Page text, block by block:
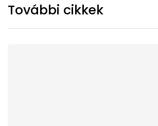
További cikkek